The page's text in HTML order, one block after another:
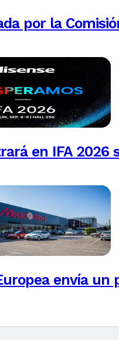
por la
en IFA
envía un